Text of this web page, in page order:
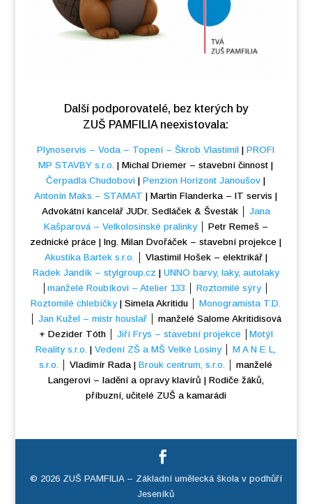
Další podporovatelé, bez kterých by
ZUŠ PAMFILIA neexistovala:
Plynoservis – Voda – Topení – Škrob Vlastimil |PROFI
MP STAVBY s.r.o. | Michal Driemer – stavební činnost |
Čerpadla Chudobovi |Penzion Horizont Janoušov |
Antonín Maks – STAMAT | Martin Flanderka – IT servis |
Advokátní kancelář JUDr. Sedláček & Švesták │ Jana
Kašparová – Velkolosinské pralinky│ Petr Remeš –
zednické práce | Ing. Milan Dvořáček – stavební projekce |
Akustika Bartek s.r.o.
│ Vlastimil Hošek – elektrikář |
Radek Jandík – stylgroup.cz | UNNO barvy, laky, autolaky
│manželé Roubíkovi – Atelier 133 │Roztomilé sýry│
Roztomilé chlebíčky| Simela Akritidu │Monogramista T.D.
│Jan Kužel – mistr houslař │ manželé Salome Akritidisová
+ Dezider Tóth │ Jiří Frys – stavební projekce│ Motýl
Reality s.r.o. |Vedení ZŠ a MŠ Velké Losiny│M A N E L,
s.r.o.
│ Vladimír Rada |Brouk centrum, s.r.o.
│ manželé
Langerovi – ladění a opravy klavírů | Rodiče žáků,
příbuzní, učitelé ZUŠ a kamarádi
© 2026 ZUŠ PAMFILIA – Základní umělecká škola v podhůří
Jeseníků